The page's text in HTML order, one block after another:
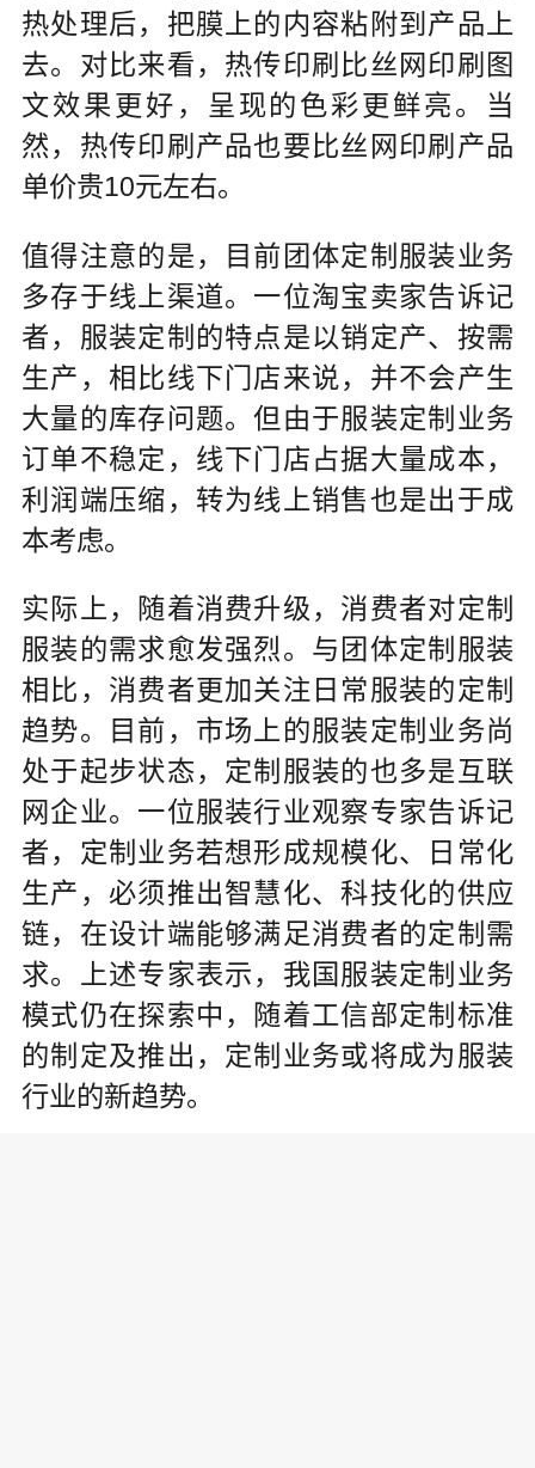
热处理后，把膜上的内容粘附到产品上
去。对比来看，热传印刷比丝网印刷图
文效果更好，呈现的色彩更鲜亮。当
然，热传印刷产品也要比丝网印刷产品
单价贵10元左右。
值得注意的是，目前团体定制服装业务
多存于线上渠道。一位淘宝卖家告诉记
者，服装定制的特点是以销定产、按需
生产，相比线下门店来说，并不会产生
大量的库存问题。但由于服装定制业务
订单不稳定，线下门店占据大量成本，
利润端压缩，转为线上销售也是出于成
本考虑。
实际上，随着消费升级，消费者对定制
服装的需求愈发强烈。与团体定制服装
相比，消费者更加关注日常服装的定制
趋势。目前，市场上的服装定制业务尚
处于起步状态，定制服装的也多是互联
网企业。一位服装行业观察专家告诉记
者，定制业务若想形成规模化、日常化
生产，必须推出智慧化、科技化的供应
链，在设计端能够满足消费者的定制需
求。上述专家表示，我国服装定制业务
模式仍在探索中，随着工信部定制标准
的制定及推出，定制业务或将成为服装
行业的新趋势。